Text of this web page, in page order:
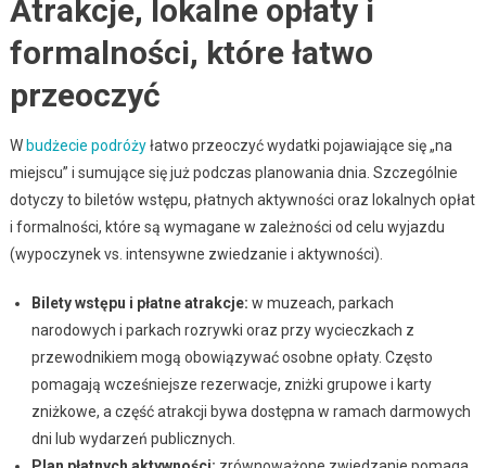
Atrakcje, lokalne opłaty i
formalności, które łatwo
przeoczyć
Wbudżecie podróżyłatwo przeoczyć wydatki pojawiające się „na
miejscu” i sumujące się już podczas planowania dnia. Szczególnie
dotyczy to biletów wstępu, płatnych aktywności oraz lokalnych opłat
i formalności, które są wymagane w zależności od celu wyjazdu
(wypoczynek vs. intensywne zwiedzanie i aktywności).
Bilety wstępu i płatne atrakcje: w muzeach, parkach
narodowych i parkach rozrywki oraz przy wycieczkach z
przewodnikiem mogą obowiązywać osobne opłaty. Często
pomagają wcześniejsze rezerwacje, zniżki grupowe i karty
zniżkowe, a część atrakcji bywa dostępna w ramach darmowych
dni lub wydarzeń publicznych.